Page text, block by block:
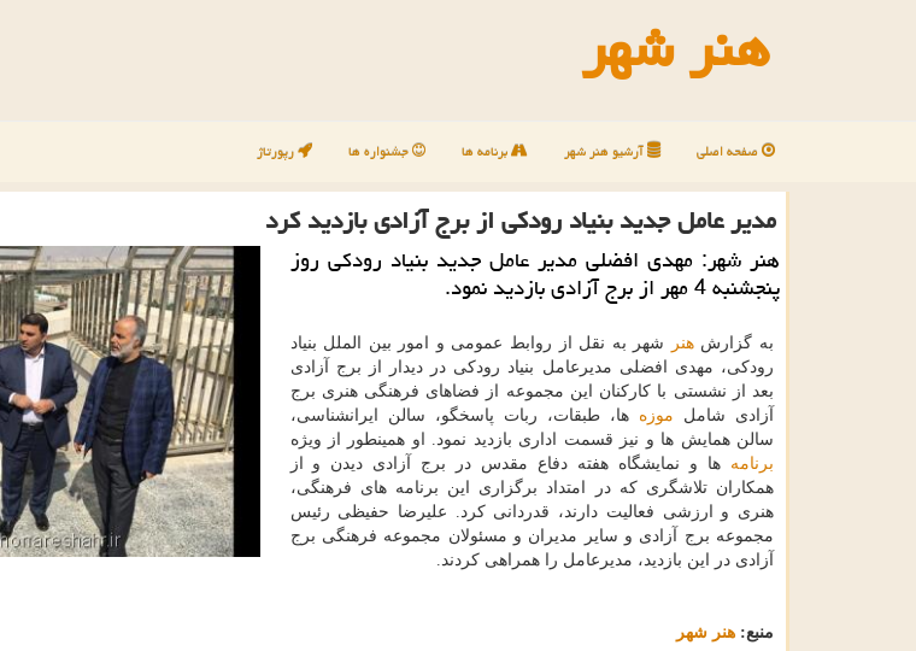
هنر شهر
صفحه اصلی آرشیو هنر شهر برنامه ها جشنواره ها رپورتاژ
مدیر عامل جدید بنیاد رودكی از برج آزادی بازدید كرد
هنر شهر: مهدی افضلی مدیر عامل جدید بنیاد رودكی روز
پنجشنبه 4 مهر از برج آزادی بازدید نمود.
به گزارشهنر
شهر به نقل از روابط عمومی و امور بین الملل بنیاد
رودكی، مهدی افضلی مدیرعامل بنیاد رودكی در دیدار از برج آزادی
بعد از نشستی با كاركنان این مجموعه از فضاهای فرهنگی هنری برج
آزادی شامل موزه ها، طبقات، ربات پاسخگو، سالن ایرانشناسی،
سالن همایش ها و نیز قسمت اداری بازدید نمود. او همینطور از ویژه
برنامه ها و نمایشگاه هفته دفاع مقدس در برج آزادی دیدن و از
همكاران تلاشگری كه در امتداد برگزاری این برنامه های فرهنگی،
هنری و ارزشی فعالیت دارند، قدردانی كرد. علیرضا حفیظی رئیس
مجموعه برج آزادی و سایر مدیران و مسئولان مجموعه فرهنگی برج
آزادی در این بازدید، مدیرعامل را همراهی كردند.
منبع: هنر شهر